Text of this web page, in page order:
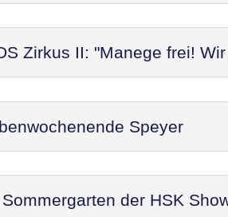
Zirkus II: "Manege frei!
Speyer
der HSK